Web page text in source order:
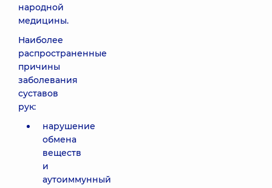
народной
медицины.
Наиболее
распространенные
причины
заболевания
суставов
рук:
нарушение
обмена
веществ
и
аутоиммунный